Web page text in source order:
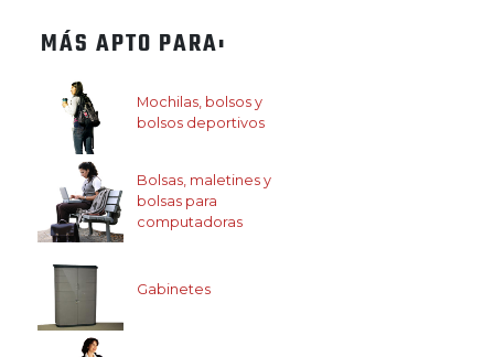
MÁS APTO PARA:
Mochilas, bolsos y
bolsos deportivos
Bolsas, maletines y
bolsas para
computadoras
Gabinetes